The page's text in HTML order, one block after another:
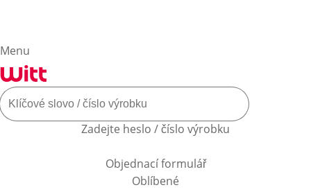
Menu
Zadejte heslo / číslo výrobku
Objednací formulář
Oblíbené